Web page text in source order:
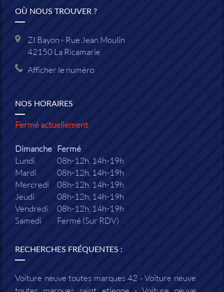
OÙ NOUS TROUVER ?
ZI Bayon - Rue Jean Moulin
42150La Ricamarie
Afficher le numéro
NOS HORAIRES
Fermé actuellement
Dimanche Fermé
Lundi
08h-12h, 14h-19h
Mardi
08h-12h, 14h-19h
Mercredi
08h-12h, 14h-19h
Jeudi
08h-12h, 14h-19h
Vendredi
08h-12h, 14h-19h
Samedi
Fermé (Sur RDV)
RECHERCHES FRÉQUENTES :
Voiture neuve toutes marques 42
Voiture neuve